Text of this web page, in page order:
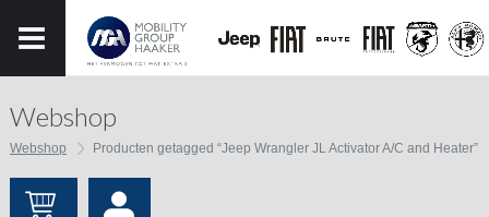
Webshop
Webshop Producten getagged “Jeep Wrangler JL Activator A/C and Heater”